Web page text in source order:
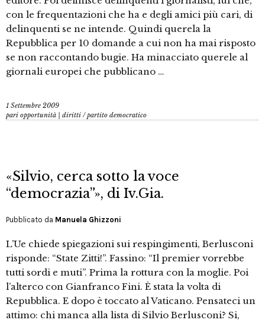
con le frequentazioni che ha e degli amici più cari, di
delinquenti se ne intende. Quindi querela la
Repubblica per 10 domande a cui non ha mai risposto
se non raccontando bugie. Ha minacciato querele al
giornali europei che pubblicano …
1 Settembre 2009
pari opportunità | diritti /partito democratico
«Silvio, cerca sotto la voce
“democrazia”», di Iv.Gia.
Pubblicato da Manuela Ghizzoni
L’Ue chiede spiegazioni sui respingimenti, Berlusconi
risponde: “State Zitti!”. Fassino: “Il premier vorrebbe
tutti sordi e muti”. Prima la rottura con la moglie. Poi
l’alterco con Gianfranco Fini. È stata la volta di
Repubblica. E dopo è toccato al Vaticano. Pensateci un
attimo: chi manca alla lista di Silvio Berlusconi? Si,